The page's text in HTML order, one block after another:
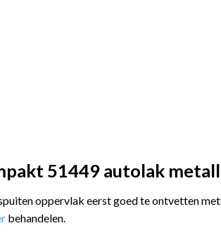
51449 autolak
oppervlak eerst goed te ontvetten met
behandelen.